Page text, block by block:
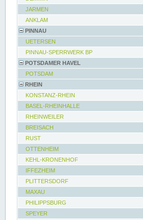
JARMEN
ANKLAM
PINNAU
UETERSEN
PINNAU-SPERRWERK BP
POTSDAMER HAVEL
POTSDAM
RHEIN
KONSTANZ-RHEIN
BASEL-RHEINHALLE
RHEINWEILER
BREISACH
RUST
OTTENHEIM
KEHL-KRONENHOF
IFFEZHEIM
PLITTERSDORF
MAXAU
PHILIPPSBURG
SPEYER